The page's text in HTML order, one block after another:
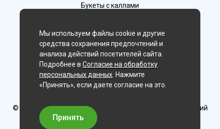
Букеты с каллами
Лаванда
Гиацинты
Мы в соц. сетях:
Оренбург
© Delaflor - доставка цветов, 2012-2026
ИП Рыжков Евгений
Вячеславович
ИНН 540409481687 ОГРН 325547600130383
Мы используем файлы cookie и другие
средства сохранения предпочтений и
анализа действий посетителей сайта.
Подробнее в Согласие на обработку
персональных данных . Нажмите
«Принять», если даете согласие на это.
Принять